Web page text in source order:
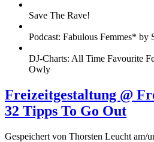
Save The Rave!
Podcast: Fabulous Femmes* by
DJ-Charts: All Time Favourite
Owly
Freizeitgestaltung @
32 Tipps To Go Out
Gespeichert von Thorsten Leucht am/